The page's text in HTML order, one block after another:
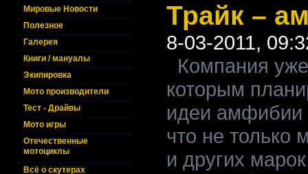
Мировые Новости
Полезное
Галерея
Книги / мануалы
Экипировка
Мото производители
Тест - Драйвы
Мото игры
Отечественные
мотоциклы
Всё о скутерах
Трайк –
8-03-2011,
Компания
которым
идеи амфибии
что не только
и других